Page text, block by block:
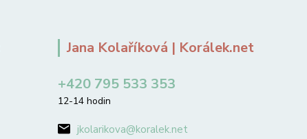
Jana Kolaříková | Korálek.net
+420 795 533 353
12-14 hodin
jkolarikova@koralek.net